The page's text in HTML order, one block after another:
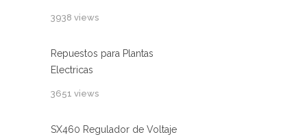
3938 views
Repuestos para Plantas
Electricas
3651 views
SX460 Regulador de Voltaje